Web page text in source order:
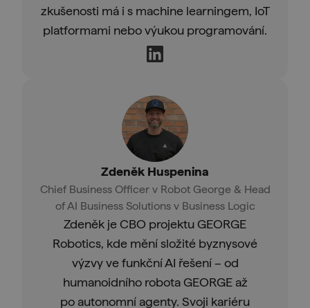
zkušenosti má i s machine learningem, IoT
platformami nebo výukou programování.
Zdeněk Huspenina
Chief Business Officer v Robot George & Head
of AI Business Solutions v Business Logic
Zdeněk je CBO projektu GEORGE
Robotics, kde mění složité byznysové
výzvy ve funkční AI řešení – od
humanoidního robota GEORGE až
po autonomní agenty. Svoji kariéru